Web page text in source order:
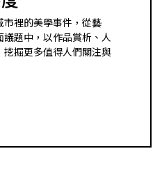
裡的美學事件，從藝
題中，以作品賞析、人
掘更多值得人們關注與